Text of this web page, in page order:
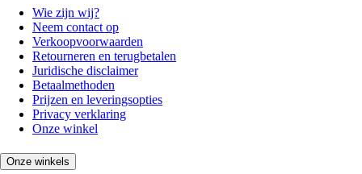
Wie zijn wij?
Neem contact op
Verkoopvoorwaarden
Retourneren en terugbetalen
Juridische disclaimer
Betaalmethoden
Prijzen en leveringsopties
Privacy verklaring
Onze winkel
Onze winkels